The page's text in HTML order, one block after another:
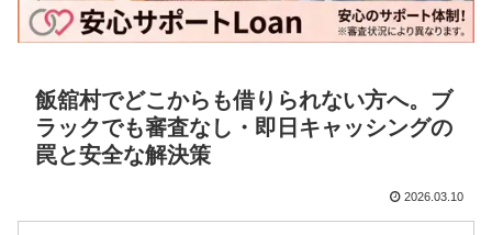
飯舘村でどこからも借りられない方へ。ブ
ラックでも審査なし・即日キャッシングの
罠と安全な解決策
2026.03.10